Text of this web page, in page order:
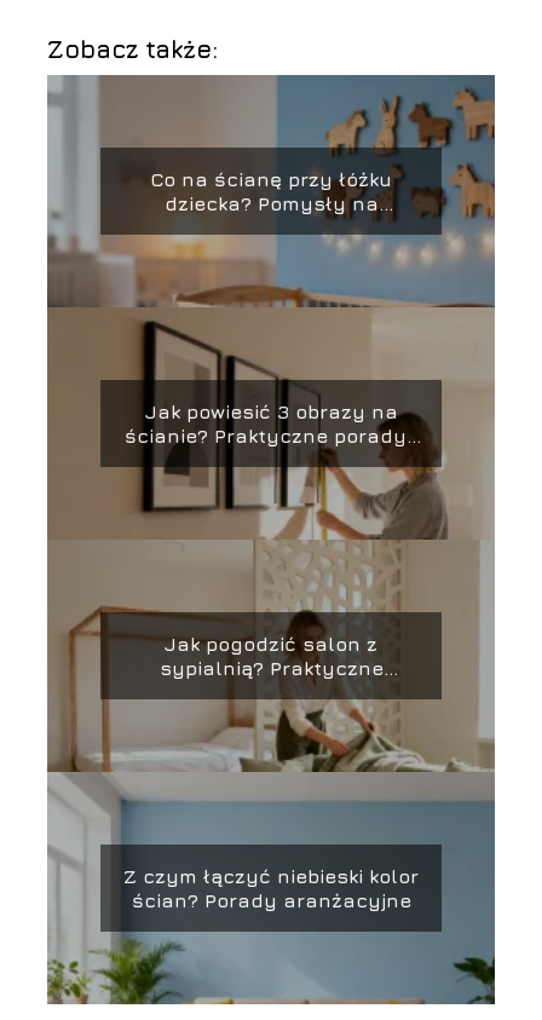
Zobacz także:
Co na ścianę przy łóżku
dziecka? Pomysły na
Jak powiesić 3 obrazy na
ścianie? Praktyczne porady i
Jak pogodzić salon z
sypialnią? Praktyczne
porady aranżacyjne
Z czym łączyć niebieski kolor
ścian? Porady aranżacyjne